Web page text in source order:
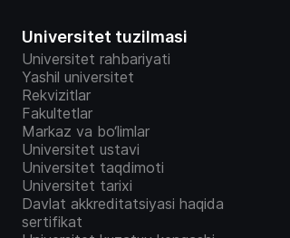
Universitet tuzilmasi
Universitet rahbariyati
Yashil universitet
Rekvizitlar
Fakultetlar
Markaz va bo‘limlar
Universitet ustavi
Universitet taqdimoti
Universitet tarixi
Davlat akkreditatsiyasi haqida
sertifikat